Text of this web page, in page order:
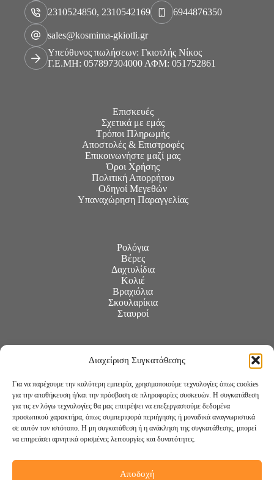
Διαχείριση Συγκατάθεσης
Για να παρέχουμε την καλύτερη εμπειρία, χρησιμοποιούμε τεχνολογίες όπως cookies
για την αποθήκευση ή/και την πρόσβαση σε πληροφορίες συσκευών. Η συγκατάθεση
για τις εν λόγω τεχνολογίες θα μας επιτρέψει να επεξεργαστούμε δεδομένα
προσωπικού χαρακτήρα, όπως συμπεριφορά περιήγησης ή μοναδικά αναγνωριστικά
σε αυτόν τον ιστότοπο. Η μη συγκατάθεση ή η ανάκληση της συγκατάθεσης, μπορεί
να επηρεάσει αρνητικά ορισμένες λειτουργίες και δυνατότητες.
Αποδοχή
2310524850, 2310542169 6944876350
sales@kosmima-gkiotli.gr
Υπεύθυνος πωλήσεων: Γκιοτλής Νίκος
Γ.Ε.ΜΗ: 057897304000 ΑΦΜ: 051752861
Επισκευές
Σχετικά με εμάς
Τρόποι Πληρωμής
Αποστολές & Επιστροφές
Επικοινωνήστε μαζί μας
Όροι Χρήσης
Πολιτική Απορρήτου
Οδηγοί Μεγεθών
Υπαναχώρηση Παραγγελίας
Ρολόγια
Βέρες
Δαχτυλίδια
Κολιέ
Βραχιόλια
Σκουλαρίκια
Σταυροί